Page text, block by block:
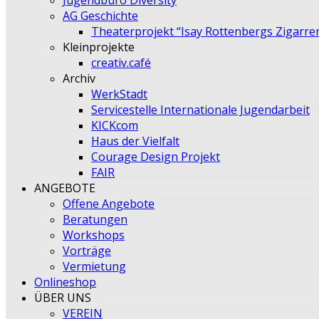
AG Geschichte
Theaterprojekt “Isay Rottenbergs
Kleinprojekte
creativ.café
Archiv
WerkStadt
Servicestelle Internationale Jugendarbeit
KICKcom
Haus der Vielfalt
Courage Design Projekt
FAIR
ANGEBOTE
Offene Angebote
Beratungen
Workshops
Vorträge
Vermietung
Onlineshop
ÜBER UNS
VEREIN